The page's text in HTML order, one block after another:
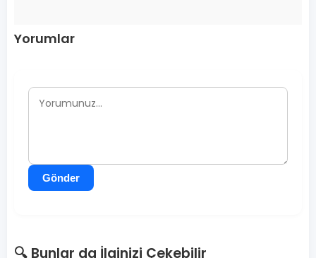
Yorumlar
Gönder
🔍 Bunlar da İlginizi Çekebilir